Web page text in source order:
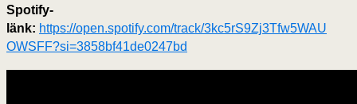
Spotify-
länk: https://open.spotify.com/track/3kc5rS9Zj3Tfw5WAU
OWSFF?si=3858bf41de0247bd